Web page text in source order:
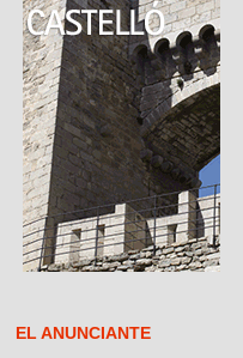
EL ANUNCIANTE